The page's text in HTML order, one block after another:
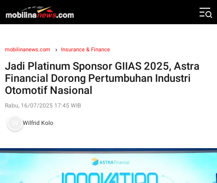
mobilinanews.com Insurance & Finance
Jadi Platinum Sponsor GIIAS 2025, Astra
Financial Dorong Pertumbuhan Industri
Otomotif Nasional
Rabu, 16/07/2025 17:45 WIB
Wilfrid Kolo